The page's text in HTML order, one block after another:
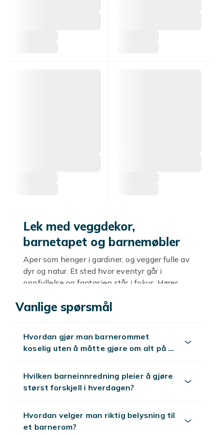
Lek med veggdekor,
barnetapet og barnemøbler
Aper som henger i gardiner, og vegger fulle av
dyr og natur. Et sted hvor eventyr går i
oppfyllelse og fantasien står i fokus. Høres
barnerom skal være, og vi i Fyndiq har alt for å
barnemøbler og andre morsomme ting til den
lille. Alt du trenger til et ekte drømmerom er
titt, vi har selvfølgelig samlet det beste,
fineste og morsomste. Prisene er som alltid
Tips for et vellykket kjøp
Vanlige spørsmål
Hvordan gjør man barnerommet
koselig uten å måtte gjøre om alt på en
Hvilken barneinnredning pleier å gjøre
størst forskjell i hverdagen?
Hvordan velger man riktig belysning til
et barnerom?